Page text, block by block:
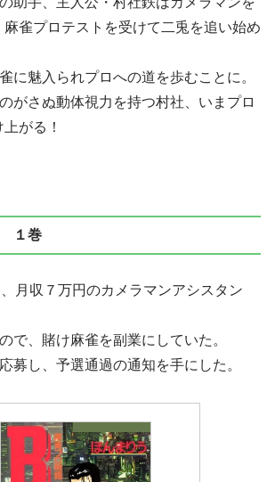
麻雀プロテストを受けて二兎を追い始め
に魅入られプロへの道を歩むことに。
がさぬ動体視力を持つ村社、いまプロ
がる！
１巻
月収７万円のカメラマンアシスタン
で、賭け麻雀を副業にしていた。
募し、予選通過の通知を手にした。